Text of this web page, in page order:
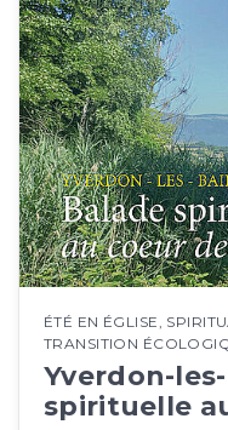
ÉTÉ EN ÉGLISE
TRANSITION
Yverdon-
spirituelle